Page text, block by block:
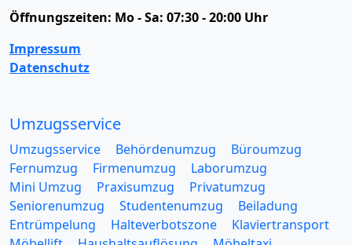
Öffnungszeiten: Mo - Sa: 07:30 - 20:00 Uhr
Impressum
Datenschutz
Umzugsservice
Umzugsservice Behördenumzug
Büroumzug
Fernumzug
Firmenumzug
Laborumzug
Mini Umzug
Praxisumzug
Privatumzug
Seniorenumzug
Studentenumzug
Beiladung
Entrümpelung
Halteverbotszone
Klaviertransport